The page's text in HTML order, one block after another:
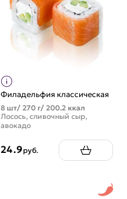
Филадельфия классическая
8 шт/ 270 г/ 200.2 ккал
Лосось, сливочный сыр,
авокадо
24.9руб.